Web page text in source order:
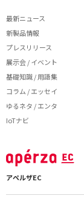
最新ニュース
新製品情報
プレスリリース
展示会 / イベント
基礎知識 / 用語集
コラム / エッセイ
ゆるネタ / エンタ
IoTナビ
アペルザEC